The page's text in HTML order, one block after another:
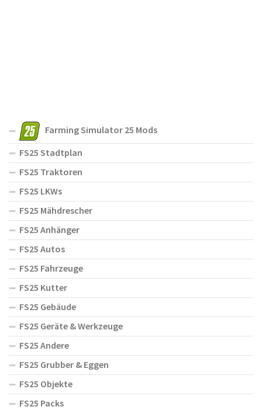
Farming Simulator 25 Mods
FS25 Stadtplan
FS25 Traktoren
FS25 LKWs
FS25 Mähdrescher
FS25 Anhänger
FS25 Autos
FS25 Fahrzeuge
FS25 Kutter
FS25 Gebäude
FS25 Geräte & Werkzeuge
FS25 Andere
FS25 Grubber & Eggen
FS25 Objekte
FS25 Packs